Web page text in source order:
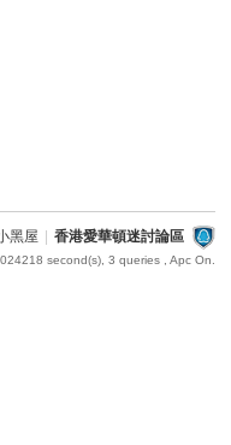
黑屋 香港愛華頓迷討論區
second(s), 3 queries , Apc On.